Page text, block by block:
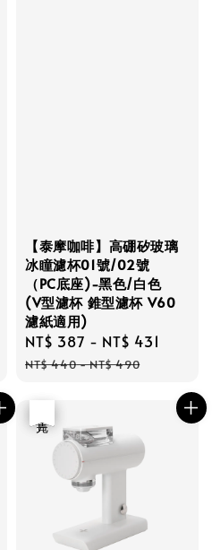
【泰摩咖啡】高硼矽玻璃
冰瞳濾杯01號/02號
（PC底座)-黑色/白色
(V型濾杯 錐型濾杯 V60
濾紙適用)
Sale
price
NT$ 387 - NT$ 431
NT$ 440-NT$ 490